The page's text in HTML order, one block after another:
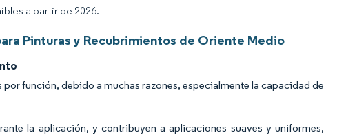
a partir de 2026.
Pinturas y Recubrimientos de Oriente Medio
función, debido a muchas razones, especialmente la capacidad de
la aplicación, y contribuyen a aplicaciones suaves y uniformes,